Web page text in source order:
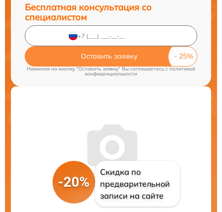
Бесплатная консультация со
специалистом
Оставить заявку
Нажимая на кнопку "Оставить заявку" Вы соглашаетесь c политикой
конфиденциальности
-20%
Скидка по
предварительной
записи на сайте